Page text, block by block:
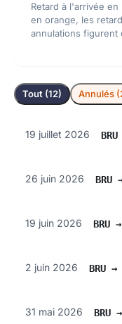
Retard à l'arrivée
en orange, les
annulations figurent
Tout (12) Annulés
19 juillet 2026
26 juin 2026 BRU
19 juin 2026 BRU
2 juin 2026 BRU →
31 mai 2026 BRU